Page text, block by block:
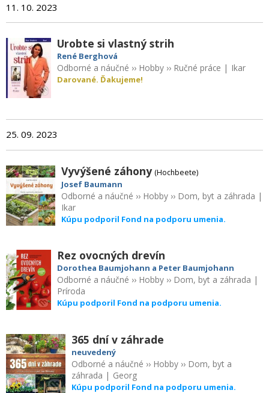
11. 10. 2023
Urobte si vlastný strih
René Berghová
Odborné a náučné ›› Hobby›› Ručné práce | Ikar
Darované. Ďakujeme!
25. 09. 2023
Vyvýšené záhony (Hochbeete)
Josef Baumann
Odborné a náučné ›› Hobby›› Dom, byt a záhrada |
Ikar
Kúpu podporil Fond na podporu umenia.
Rez ovocných drevín
Dorothea Baumjohann a Peter Baumjohann
Odborné a náučné ›› Hobby ›› Dom, byt a záhrada |
Príroda
Kúpu podporil Fond na podporu umenia.
365 dní v záhrade
neuvedený
Odborné a náučné ›› Hobby›› Dom, byt a
záhrada | Georg
Kúpu podporil Fond na podporu umenia.